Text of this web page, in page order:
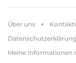
Über uns
Datenschutzerklärung
Meine Informationen